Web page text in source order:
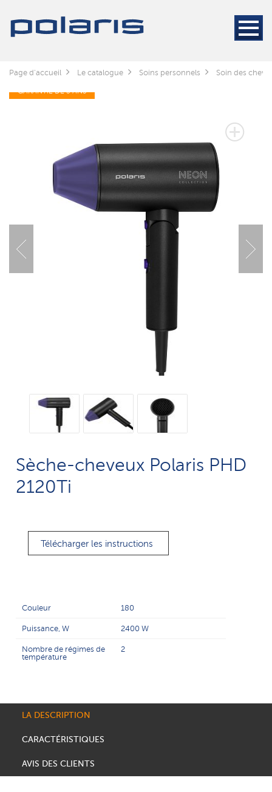
Page d'accueil Le catalogue Soins personnels Soin des
GARANTIE DE 3 ANS
Sèche-cheveux Polaris PHD
2120Ti
Télécharger les instructions
Couleur 180
Puissance, W 2400 W
Nombre de régimes de
température
2
LA DESCRIPTION
CARACTÉRISTIQUES
AVIS DES CLIENTS